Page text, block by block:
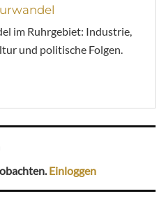
im Ruhrgebiet: Industrie,
und politische Folgen.
Einloggen